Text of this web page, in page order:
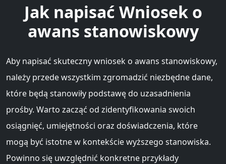
Jak napisać Wniosek o
awans stanowiskowy
Aby napisać skuteczny wniosek o awans stanowiskowy,
należy przede wszystkim zgromadzić niezbędne dane,
które będą stanowiły podstawę do uzasadnienia
prośby. Warto zacząć od zidentyfikowania swoich
osiągnięć, umiejętności oraz doświadczenia, które
mogą być istotne w kontekście wyższego stanowiska.
Powinno się uwzględnić konkretne przykłady